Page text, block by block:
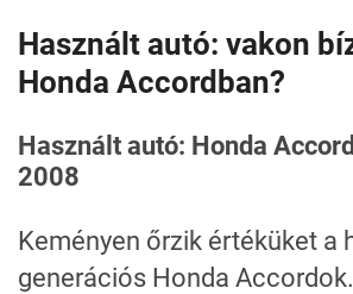
Használt autó: vakon
Honda Accordban?
Használt autó: Honda
2008
Keményen őrzik értéküket a
generációs Honda